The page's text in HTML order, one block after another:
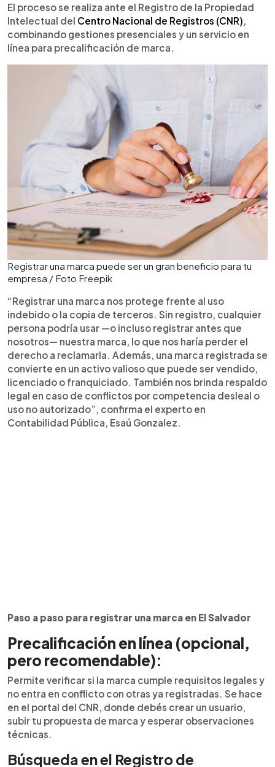
entrega de formulario físico, copias y facsímiles.
Luego se publican edictos en el Diario Oficial y
otro medio ($70). Durante dos meses puede
haber oposiciones; de no haberlas, se paga $100
incompletos, falta de autenticación notarial y
descuidar plazos. Inversión estimada: $190.
El proceso se realiza ante el Registro de la Propiedad
Intelectual del Centro Nacional de Registros (CNR),
combinando gestiones presenciales y un servicio en
línea para precalificación de marca.
Registrar una marca puede ser un gran beneficio para tu
empresa / Foto Freepik
“Registrar una marca nos protege frente al uso
indebido o la copia de terceros. Sin registro, cualquier
persona podría usar —o incluso registrar antes que
nosotros— nuestra marca, lo que nos haría perder el
derecho a reclamarla. Además, una marca registrada se
convierte en un activo valioso que puede ser vendido,
licenciado o franquiciado. También nos brinda respaldo
legal en caso de conflictos por competencia desleal o
uso no autorizado”, confirma el experto en
Contabilidad Pública, Esaú Gonzalez.
Paso a paso para registrar una marca en El Salvador
Precalificación en línea (opcional,
pero recomendable):
Permite verificar si la marca cumple requisitos legales y
no entra en conflicto con otras ya registradas. Se hace
en el portal del CNR, donde debés crear un usuario,
subir tu propuesta de marca y esperar observaciones
técnicas.
Búsqueda en el Registro de